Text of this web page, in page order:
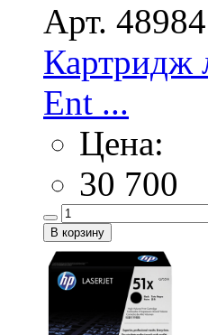
Арт.
Картридж
Ent ...
Цена:
30 700